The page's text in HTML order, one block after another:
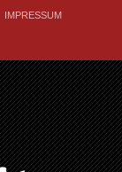
IMPRESSUM